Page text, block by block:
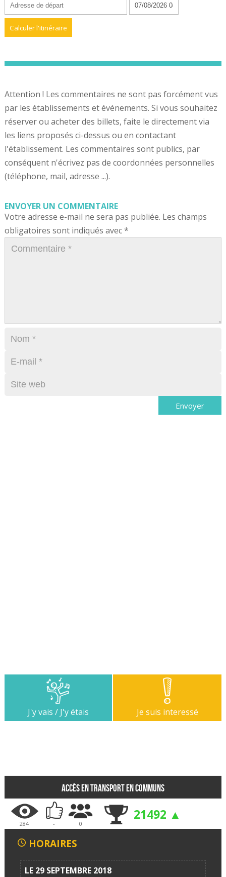
Attention ! Les commentaires ne sont pas forcément vus
par les établissements et événements. Si vous souhaitez
réserver ou acheter des billets, faite le directement via
les liens proposés ci-dessus ou en contactant
l'établissement. Les commentaires sont publics, par
conséquent n'écrivez pas de coordonnées personnelles
(téléphone, mail, adresse ...).
ENVOYER UN COMMENTAIRE
Votre adresse e-mail ne sera pas publiée. Les champs
obligatoires sont indiqués avec*
J'y vais / J'y étais Je suis interessé
Accès en transport en communs
284 - 0
21492 ▲
HORAIRES
LE 29 SEPTEMBRE 2018